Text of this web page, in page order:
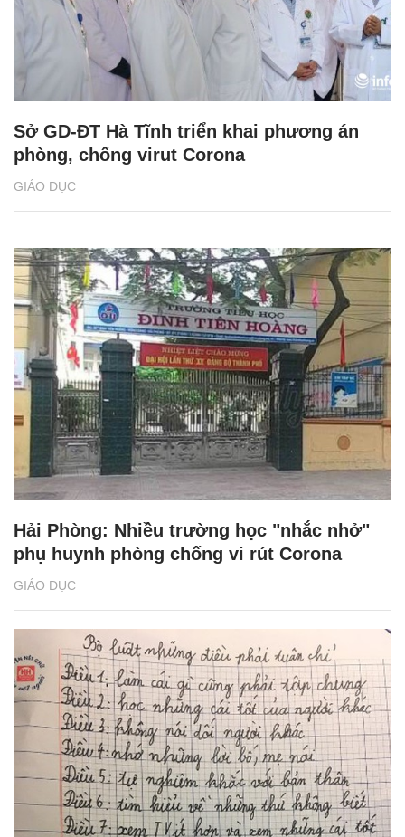
GIÁO DỤC
Sở GD-ĐT Hà Tĩnh triển khai phương án
phòng, chống virut Corona
GIÁO DỤC
Hải Phòng: Nhiều trường học "nhắc nhở"
phụ huynh phòng chống vi rút Corona